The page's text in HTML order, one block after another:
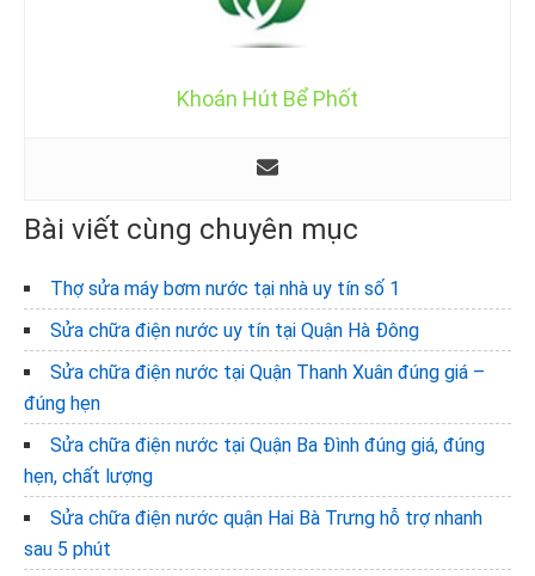
Khoán Hút Bể Phốt
Bài viết cùng chuyên mục
Thợ sửa máy bơm nước tại nhà uy tín số 1
Sửa chữa điện nước uy tín tại Quận Hà Đông
Sửa chữa điện nước tại Quận Thanh Xuân đúng giá –
đúng hẹn
Sửa chữa điện nước tại Quận Ba Đình đúng giá, đúng
hẹn, chất lượng
Sửa chữa điện nước quận Hai Bà Trưng hỗ trợ nhanh
sau 5 phút